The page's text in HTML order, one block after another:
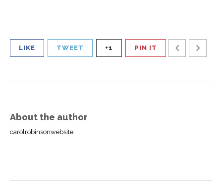
LIKE TWEET +1 PIN IT
About the author
carolrobinsonwebsite: